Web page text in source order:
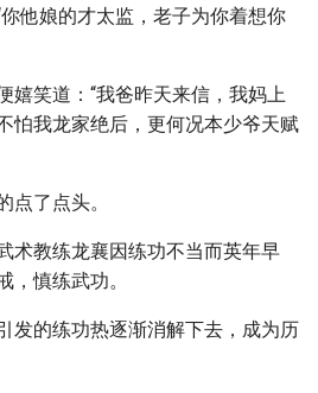
他娘的才太监，老子为你着想你
嬉笑道：“我爸昨天来信，我妈上
怕我龙家绝后，更何况本少爷天赋
点了点头。
术教练龙襄因练功不当而英年早
，慎练武功。
发的练功热逐渐消解下去，成为历